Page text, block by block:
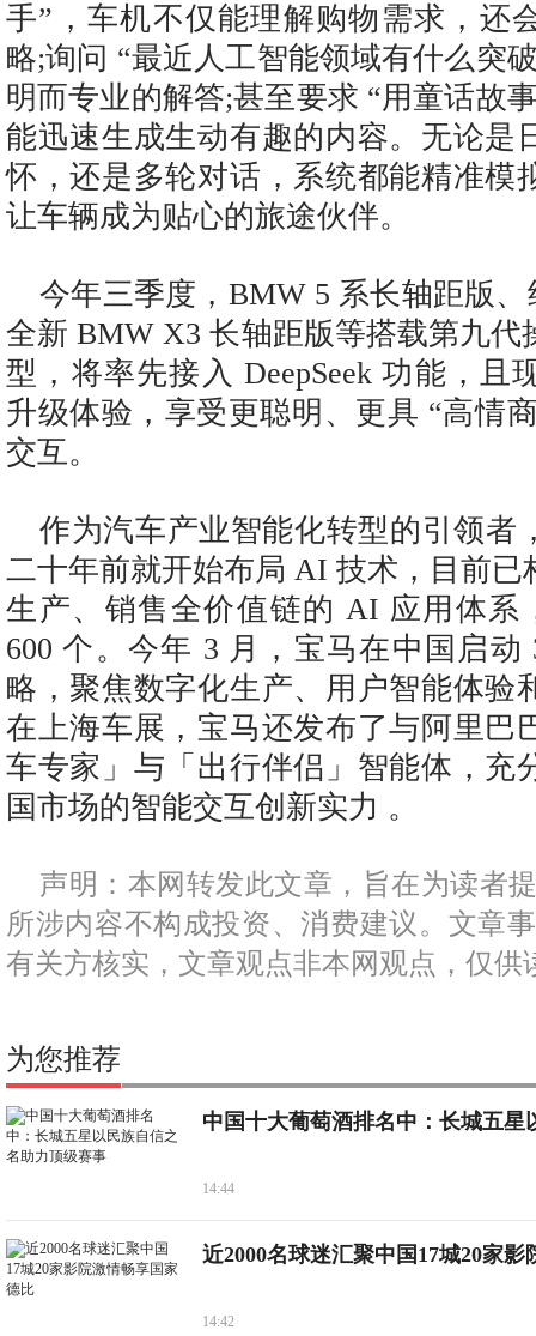
手”，车机不仅能理解购物需求，还
略;询问 “最近人工智能领域有什么突
明而专业的解答;甚至要求 “用童话故
能迅速生成生动有趣的内容。无论是
怀，还是多轮对话，系统都能精准模
让车辆成为贴心的旅途伙伴。
今年三季度，BMW 5 系长轴距版
全新 BMW X3 长轴距版等搭载第九代
型，将率先接入 DeepSeek 功能，且
升级体验，享受更聪明、更具 “高情
交互。
作为汽车产业智能化转型的引领者
二十年前就开始布局 AI 技术，目前已
生产、销售全价值链的 AI 应用体系
600 个。今年 3 月，宝马在中国启动
略，聚焦数字化生产、用户智能体验
在上海车展，宝马还发布了与阿里巴
车专家」与「出行伴侣」智能体，充
国市场的智能交互创新实力 。
声明：本网转发此文章，旨在为读者
所涉内容不构成投资、消费建议。文章
有关方核实，文章观点非本网观点，仅供
为您推荐
中国十大葡萄酒排名中：长城五星
14:44
近2000名球迷汇聚中国17城20家影
14:42